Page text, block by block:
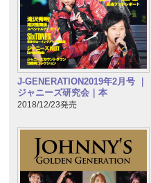
J-GENERATION2019年2月号 ｜
ジャニーズ研究会｜本
2018/12/23発売